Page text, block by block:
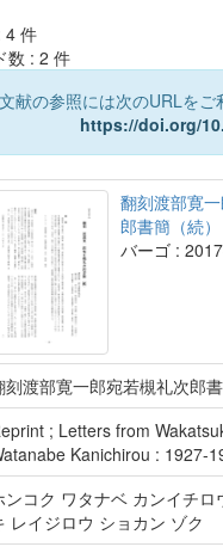
4 件
数 : 2 件
献の参照には次のURLをご
https://doi.org/
翻刻渡部寛
郎書簡（続）
バーゴ :
刻渡部寛一郎宛若槻礼次郎書
; Letters from
Kanichirou : 1927-
ンコク ワタナベ カンイチロ
レイジロウ ショカン ゾク